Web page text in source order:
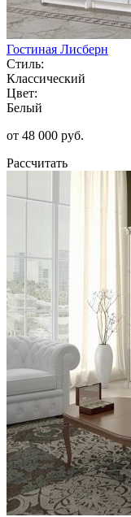
Гостиная Лисберн
Стиль:
Классический
Цвет:
Белый
от 48 000 руб.
Рассчитать